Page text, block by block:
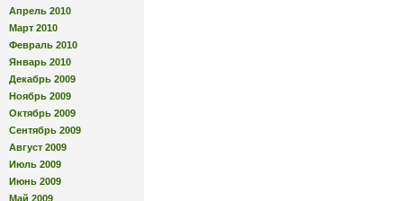
Апрель 2010
Март 2010
Февраль 2010
Январь 2010
Декабрь 2009
Ноябрь 2009
Октябрь 2009
Сентябрь 2009
Август 2009
Июль 2009
Июнь 2009
Май 2009